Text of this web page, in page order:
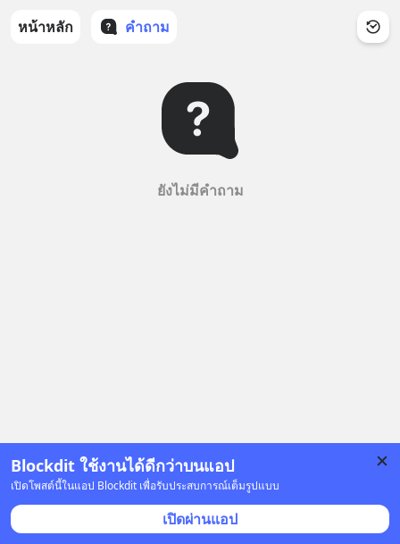
Blockdit ใช้งานได้ดีกว่าบนแอป
เปิดโพสต์นี้ในแอป Blockdit เพื่อรับประสบการณ์เต็มรูปแบบ
เปิดผ่านแอป
หน้าหลัก คำถาม
ยังไม่มีคำถาม